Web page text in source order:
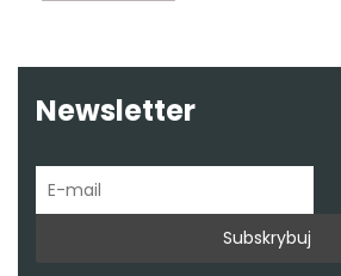
Newsletter